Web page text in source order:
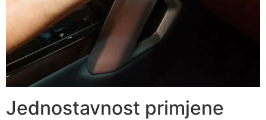
Jednostavnost primjene